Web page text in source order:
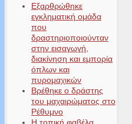
Εξαρθρώθηκε
εγκληματική ομάδα
που
δραστηριοποιούνταν
στην εισαγωγή,
διακίνηση και εμπορία
όπλων και
πυρομαχικών
Βρέθηκε ο δράστης
του μαχαιρώματος στο
Ρέθυμνο
Η τοπική φαβέλα